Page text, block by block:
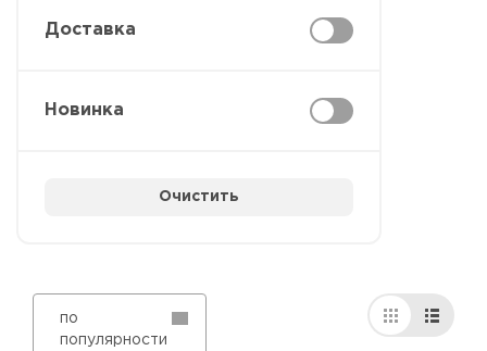
Доставка
Новинка
Очистить
по
популярности